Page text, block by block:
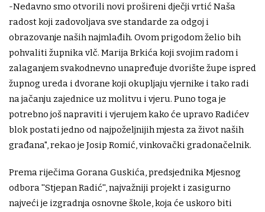
-Nedavno smo otvorili novi prošireni dječji vrtić Naša
radost koji zadovoljava sve standarde za odgoj i
obrazovanje naših najmlađih. Ovom prigodom želio bih
pohvaliti župnika vlč. Marija Brkića koji svojim radom i
zalaganjem svakodnevno unapređuje dvorište župe ispred
župnog ureda i dvorane koji okupljaju vjernike i tako radi
na jačanju zajednice uz molitvu i vjeru. Puno toga je
potrebno još napraviti i vjerujem kako će upravo Radićev
blok postati jedno od najpoželjnijih mjesta za život naših
građana", rekao je Josip Romić, vinkovački gradonačelnik.
Prema riječima Gorana Guskića, predsjednika Mjesnog
odbora ''Stjepan Radić'', najvažniji projekt i zasigurno
najveći je izgradnja osnovne škole, koja će uskoro biti